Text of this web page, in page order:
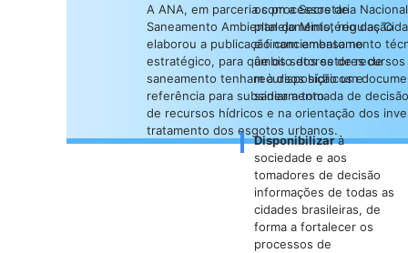
A ANA, em parceria com a Secretaria
Saneamento Ambiental do Ministério das
elaborou a publicação com embasamento
estratégico, para que os setores de
saneamento tenham à disposição um
referência para subsidiar a tomada de
de recursos hídricos e na orientação dos
tratamento dos esgotos urbanos.
os processos de
planejamento, regulação
e financiamento no
âmbito dos setores de
recursos hídricos e
saneamento.
Disponibilizarà
sociedade e aos
tomadores de decisão
informações de todas as
cidades brasileiras, de
forma a fortalecer os
processos de